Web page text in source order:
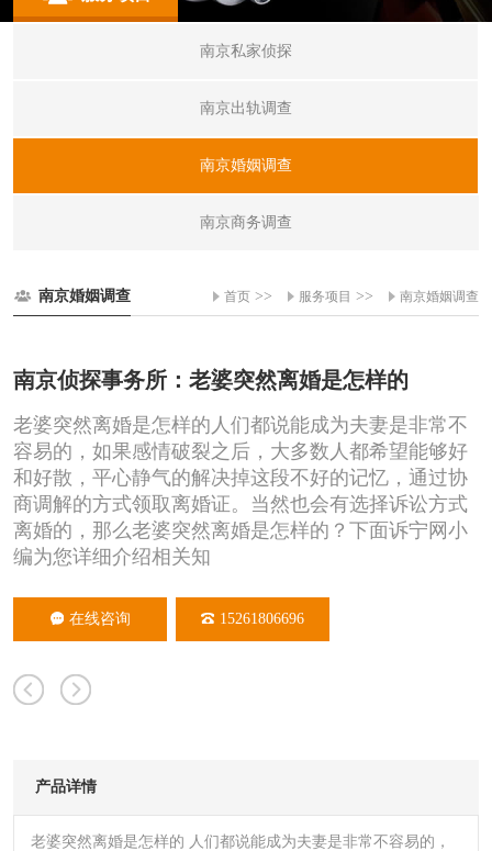
南京私家侦探
南京出轨调查
南京婚姻调查
南京商务调查
南京婚姻调查 首页 >> 服务项目 >> 南京婚姻调查
南京侦探事务所：老婆突然离婚是怎样的
老婆突然离婚是怎样的人们都说能成为夫妻是非常不
容易的，如果感情破裂之后，大多数人都希望能够好
和好散，平心静气的解决掉这段不好的记忆，通过协
商调解的方式领取离婚证。当然也会有选择诉讼方式
离婚的，那么老婆突然离婚是怎样的？下面诉宁网小
编为您详细介绍相关知
在线咨询 15261806696
产品详情
老婆突然离婚是怎样的 人们都说能成为夫妻是非常不容易的，